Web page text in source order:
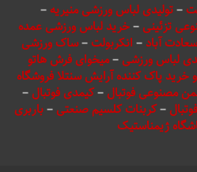
–تولیدی لباس ورزشی منیریه–
تزئینی –خرید لباس ورزشی عمده
آباد – انکربولت–ساک ورزشی
لباس ورزشی –میخوای فرش هاتو
خرید پاک کننده آرایش سنتلا فروشگاه
مصنوعی فوتبال –کیمدی فوتبال –
–کربنات کلسیم صنعتی –باربری
ژیمناستیک